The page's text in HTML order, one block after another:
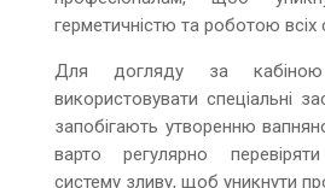
герметичністю та роботою всіх
Для догляду за кабіною
використовувати спеціальні
запобігають утворенню
варто регулярно
систему зливу, щоб уникнути